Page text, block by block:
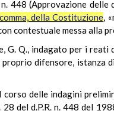
448 (Approvazione
della Costituzione,
contestuale messa alla
G. Q., indagato per i
difensore, istanza
delle indagini
del d.P.R. n. 448 del